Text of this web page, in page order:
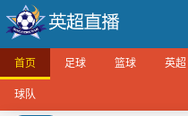
首页 足球 篮球 英超
球队